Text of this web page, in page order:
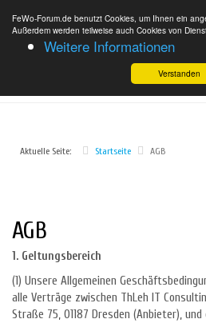
FeWo-Forum.de benutzt Cookies, um Ihnen ein
Außerdem werden teilweise auch Cookies von
Weitere Informationen
Verstanden
Aktuelle Seite: Startseite AGB
AGB
1. Geltungsbereich
(1) Unsere Allgemeinen
alle Verträge zwischen ThLeh IT
Straße 75, 01187 Dresden (Anbieter),